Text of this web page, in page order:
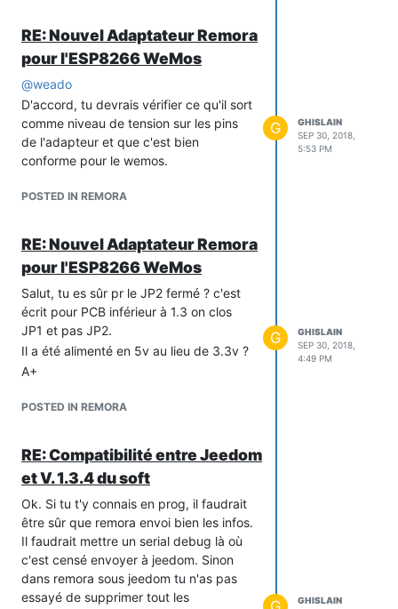
RE: Nouvel Adaptateur Remora
pour l'ESP8266 WeMos
@weado
D'accord, tu devrais vérifier ce qu'il sort
comme niveau de tension sur les pins
de l'adapteur et que c'est bien
conforme pour le wemos.
POSTED IN REMORA
G
GHISLAIN
SEP 30, 2018,
5:53 PM
RE: Nouvel Adaptateur Remora
pour l'ESP8266 WeMos
Salut, tu es sûr pr le JP2 fermé ? c'est
écrit pour PCB inférieur à 1.3 on clos
JP1 et pas JP2.
Il a été alimenté en 5v au lieu de 3.3v ?
A+
POSTED IN REMORA
G
GHISLAIN
SEP 30, 2018,
4:49 PM
RE: Compatibilité entre Jeedom
et V. 1.3.4 du soft
Ok. Si tu t'y connais en prog, il faudrait
être sûr que remora envoi bien les infos.
Il faudrait mettre un serial debug là où
c'est censé envoyer à jeedom. Sinon
dans remora sous jeedom tu n'as pas
essayé de supprimer tout les
GHISLAIN